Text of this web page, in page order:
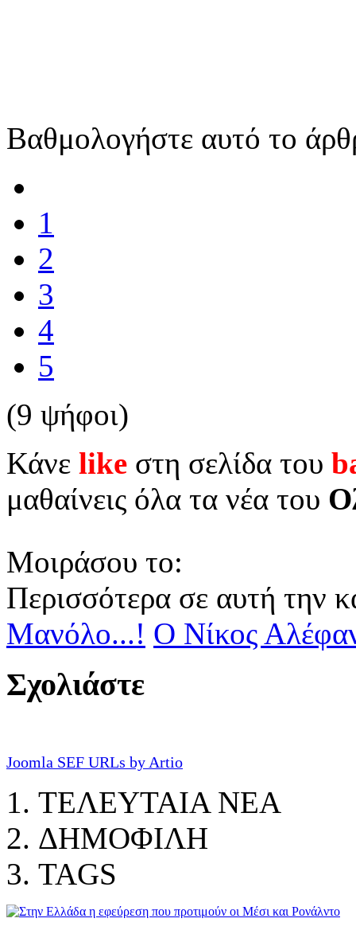
Βαθμολογήστε αυτό το
1
2
3
4
5
(9 ψήφοι)
Κάνε like στη σελίδα του
μαθαίνεις όλα τα νέα του
Μοιράσου το:
Περισσότερα σε αυτή την
Μανόλο...! Ο Νίκος
Σχολιάστε
Joomla SEF URLs by Artio
ΤΕΛΕΥΤΑΙΑ ΝΕΑ
ΔΗΜΟΦΙΛΗ
TAGS